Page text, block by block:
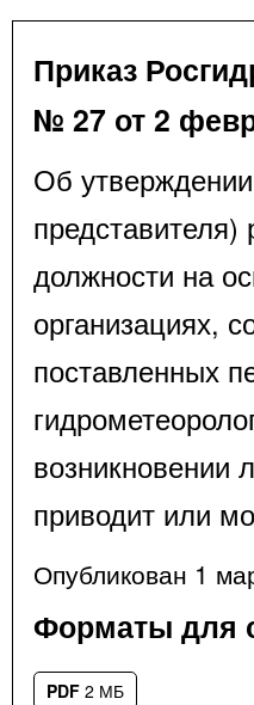
Приказ
№ 27 от 2
Об
должности на
организациях,
поставленных
возникновении
приводит или
Опубликован 1
Форматы для
PDF 2 МБ